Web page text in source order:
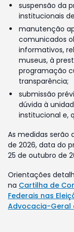
suspensão da
institucionais
manutenção
comunicados
informativos,
museus, à
programação
transparência;
submissão
dúvida à
institucional e,
As medidas serão
de 2026, data do
25 de outubro de
Orientações
na Cartilha de
Federais nas
Advocacia-Geral